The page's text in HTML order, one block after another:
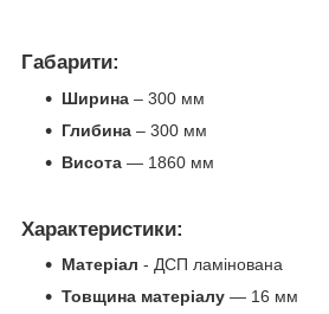
Габарити:
Ширина – 300 мм
Глибина – 300 мм
Висота — 1860 мм
Характеристики:
Матеріал - ДСП ламінована
Товщина матеріалу — 16 мм